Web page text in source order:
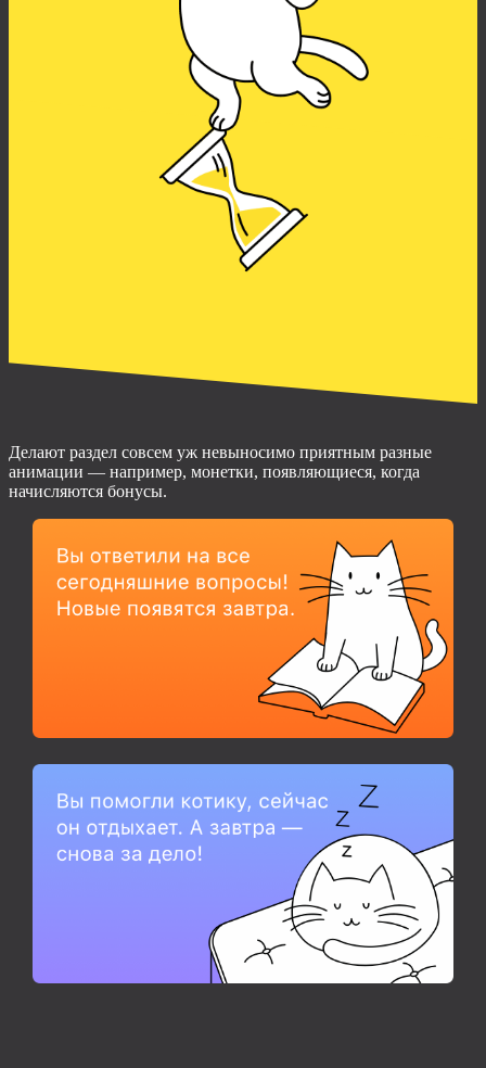
Делают раздел совсем уж невыносимо приятным разные
анимации — например, монетки, появляющиеся, когда
начисляются бонусы.